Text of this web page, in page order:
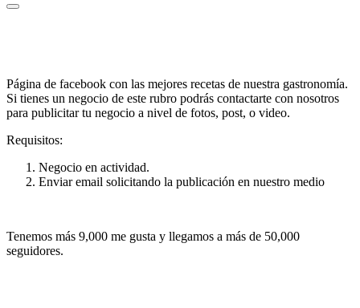
Página de facebook con las mejores recetas de nuestra gastronomía.
Si tienes un negocio de este rubro podrás contactarte con nosotros
para publicitar tu negocio a nivel de fotos, post, o video.
Requisitos:
Negocio en actividad.
Enviar email solicitando la publicación en nuestro medio
Tenemos más 9,000 me gusta y llegamos a más de 50,000
seguidores.